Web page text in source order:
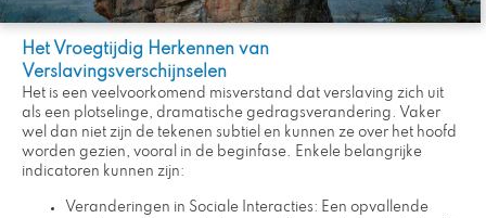
Het Vroegtijdig Herkennen van
Verslavingsverschijnselen
Het is een veelvoorkomend misverstand dat verslaving zich uit
als een plotselinge, dramatische gedragsverandering. Vaker
wel dan niet zijn de tekenen subtiel en kunnen ze over het hoofd
worden gezien, vooral in de beginfase. Enkele belangrijke
indicatoren kunnen zijn:
Veranderingen in Sociale Interacties: Een opvallende